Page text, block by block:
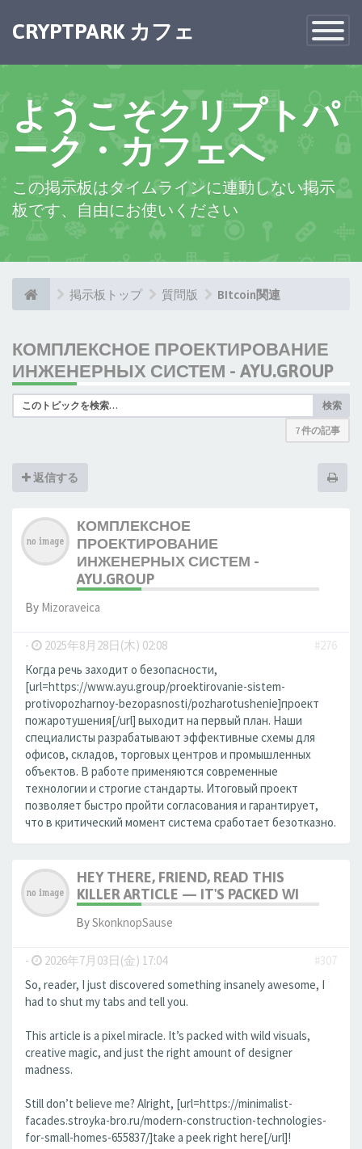
Toggle
CRYPTPARK カフェ
ようこそクリプトパ
ーク・カフェへ
この掲示板はタイムラインに連動しない掲示
板です、自由にお使いください
掲示板トップ 質問版 BItcoin関連
КОМПЛЕКСНОЕ ПРОЕКТИРОВАНИЕ
ИНЖЕНЕРНЫХ СИСТЕМ - AYU.GROUP
検索
7 件の記事
返信する
КОМПЛЕКСНОЕ
ПРОЕКТИРОВАНИЕ
ИНЖЕНЕРНЫХ СИСТЕМ -
AYU.GROUP
By Mizoraveica
- 2025年8月28日(木) 02:08
#276
Когда речь заходит о безопасности,
[url=https://www.ayu.group/proektirovanie-sistem-
protivopozharnoy-bezopasnosti/pozharotushenie]проект
пожаротушения[/url] выходит на первый план. Наши
специалисты разрабатывают эффективные схемы для
офисов, складов, торговых центров и промышленных
объектов. В работе применяются современные
технологии и строгие стандарты. Итоговый проект
позволяет быстро пройти согласования и гарантирует,
что в критический момент система сработает безотказно.
HEY THERE, FRIEND, READ THIS
KILLER ARTICLE — IT'S PACKED WI
BySkonknopSause
- 2026年7月03日(金) 17:04
#307
So, reader, I just discovered something insanely awesome, I
had to shut my tabs and tell you.
This article is a pixel miracle. It’s packed with wild visuals,
creative magic, and just the right amount of designer
madness.
Still don’t believe me? Alright, [url=https://minimalist-
facades.stroyka-bro.ru/modern-construction-technologies-
for-small-homes-655837/]take a peek right here[/url]!